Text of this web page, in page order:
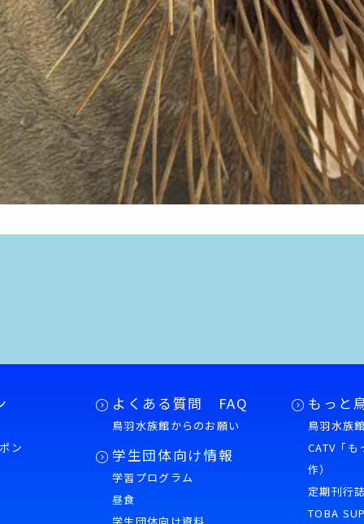
ン
よくある質問 FAQ
鳥羽水族館からのお願い
学生団体向け情報
学習プログラム
昼食
もっと
鳥羽水族
CATV「
作）
定期刊行
TOBA